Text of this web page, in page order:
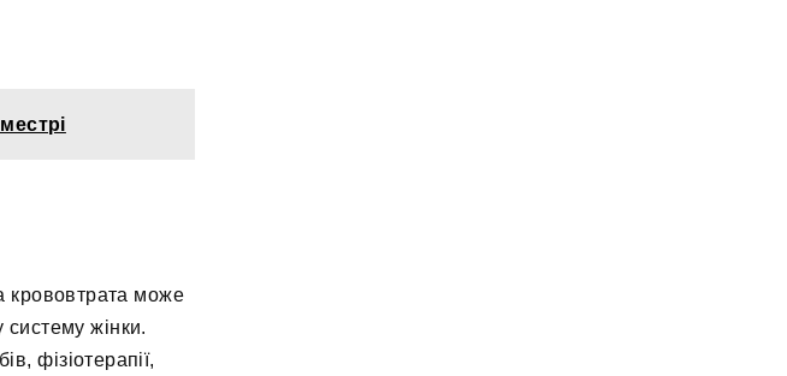
крововтрата може
жінки.
фізіотерапії,